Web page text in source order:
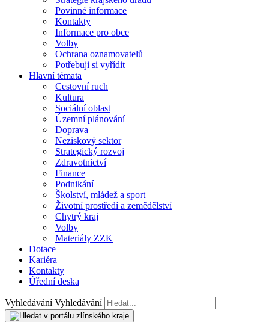
Povinné informace
Kontakty
Informace pro obce
Volby
Ochrana oznamovatelů
Potřebuji si vyřídit
Hlavní témata
Cestovní ruch
Kultura
Sociální oblast
Územní plánování
Doprava
Neziskový sektor
Strategický rozvoj
Zdravotnictví
Finance
Podnikání
Školství, mládež a sport
Životní prostředí a zemědělství
Chytrý kraj
Volby
Materiály ZZK
Dotace
Kariéra
Kontakty
Úřední deska
Vyhledávání Vyhledávání